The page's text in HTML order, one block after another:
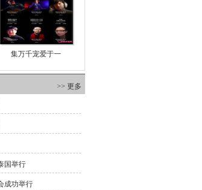
集万千宠爱于一
>> 更多
国举行
成功举行